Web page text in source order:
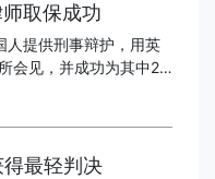
取保成功
人提供刑事辩护，用英
会见，并成功为其中2
名走私毒品、一名合同
最轻判决